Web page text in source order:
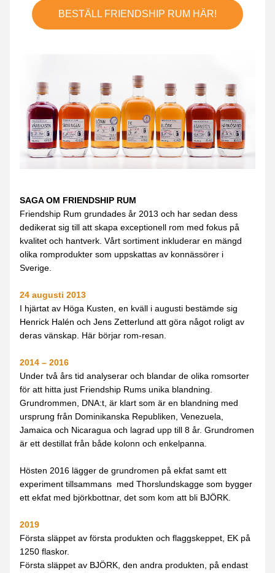
BESTÄLL FRIENDSHIP RUM HÄR!
SAGA OM FRIENDSHIP RUM
Friendship Rum grundades år 2013 och har sedan dess
dedikerat sig till att skapa exceptionell rom med fokus på
kvalitet och hantverk. Vårt sortiment inkluderar en mängd
olika romprodukter som uppskattas av konnässörer i
Sverige.
24 augusti 2013
I hjärtat av Höga Kusten, en kväll i augusti bestämde sig
Henrick Halén och Jens Zetterlund att göra något roligt av
deras vänskap. Här börjar rom-resan.
2014 – 2016
Under två års tid analyserar och blandar de olika romsorter
för att hitta just Friendship Rums unika blandning.
Grundrommen, DNA:t, är klart som är en blandning med
ursprung från Dominikanska Republiken, Venezuela,
Jamaica och Nicaragua och lagrad upp till 8 år. Grundromen
är ett destillat från både kolonn och enkelpanna.
Hösten 2016 lägger de grundromen på ekfat samt ett
experiment tillsammans  med Thorslundskagge som bygger
ett ekfat med björkbottnar, det som kom att bli BJÖRK.
2019
Första släppet av första produkten och flaggskeppet, EK på
1250 flaskor.
Första släppet av BJÖRK, den andra produkten, på endast